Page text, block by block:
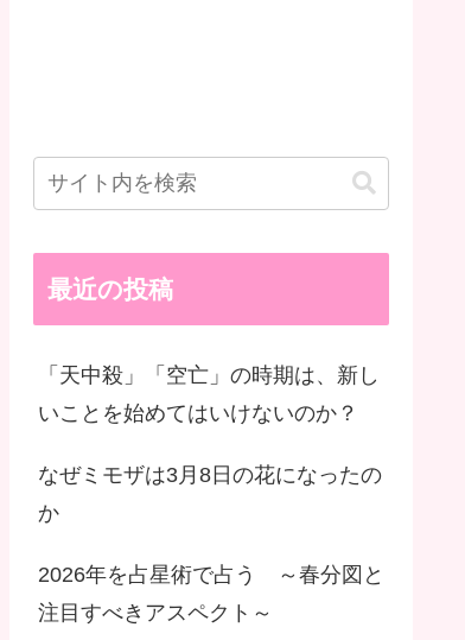
最近の投稿
「天中殺」「空亡」の時期は、新し
いことを始めてはいけないのか？
なぜミモザは3月8日の花になったの
か
2026年を占星術で占う ～春分図と
注目すべきアスペクト～